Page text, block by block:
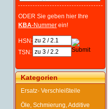
ODER Sie geben hier Ihre
KBA-Nummer ein!
HSN:
TSN:
Kategorien
Ersatz- Verschleißteile
Öle, Schmierung, Additive